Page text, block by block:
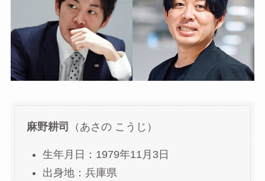
麻野耕司 （あさの こうじ）
生年月日：1979年11月3日
出身地：兵庫県